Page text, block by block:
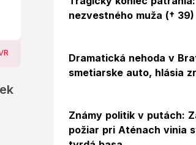
nezvestného muža († 39)
Dramatická nehoda v
smetiarske auto, hlásia
Známy politik v putách:
požiar pri Aténach vinia